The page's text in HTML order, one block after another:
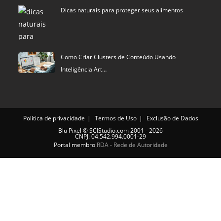
Dicas naturais para proteger seus alimentos
Como Criar Clusters de Conteúdo Usando
Inteligência Art…
Política de privacidade Termos de Uso
Exclusão de Dados
Blu Pixel ©SCIStudio.com2001 - 2026
CNPJ: 04.542.994.0001-29
Portal membro RDA - Rede de Autoridade